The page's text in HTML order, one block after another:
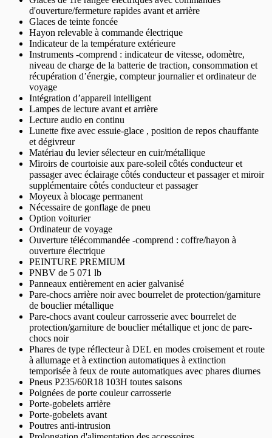
d'ouverture/fermeture rapides avant et arrière
Glaces de teinte foncée
Hayon relevable à commande électrique
Indicateur de la température extérieure
Instruments -comprend : indicateur de vitesse, odomètre,
niveau de charge de la batterie de traction, consommation et
récupération d’énergie, compteur journalier et ordinateur de
voyage
Intégration d’appareil intelligent
Lampes de lecture avant et arrière
Lecture audio en continu
Lunette fixe avec essuie-glace , position de repos chauffante
et dégivreur
Matériau du levier sélecteur en cuir/métallique
Miroirs de courtoisie aux pare-soleil côtés conducteur et
passager avec éclairage côtés conducteur et passager et miroir
supplémentaire côtés conducteur et passager
Moyeux à blocage permanent
Nécessaire de gonflage de pneu
Option voiturier
Ordinateur de voyage
Ouverture télécommandée -comprend : coffre/hayon à
ouverture électrique
PEINTURE PREMIUM
PNBV de 5 071 lb
Panneaux entièrement en acier galvanisé
Pare-chocs arrière noir avec bourrelet de protection/garniture
de bouclier métallique
Pare-chocs avant couleur carrosserie avec bourrelet de
protection/garniture de bouclier métallique et jonc de pare-
chocs noir
Phares de type réflecteur à DEL en modes croisement et route
à allumage et à extinction automatiques à extinction
temporisée à feux de route automatiques avec phares diurnes
Pneus P235/60R18 103H toutes saisons
Poignées de porte couleur carrosserie
Porte-gobelets arrière
Porte-gobelets avant
Poutres anti-intrusion